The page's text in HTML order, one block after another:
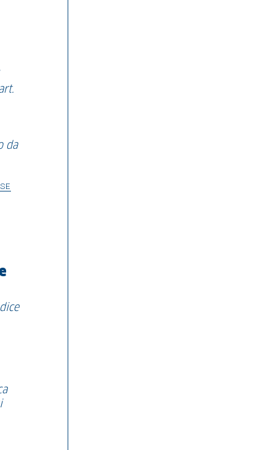
da